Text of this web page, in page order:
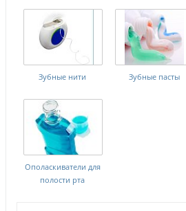
Зубные нити Зубные пасты
Ополаскиватели для
полости рта